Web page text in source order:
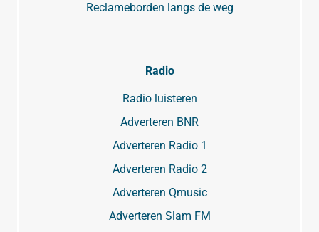
Reclameborden langs de weg
Radio
Radio luisteren
Adverteren BNR
Adverteren Radio 1
Adverteren Radio 2
Adverteren Qmusic
Adverteren Slam FM